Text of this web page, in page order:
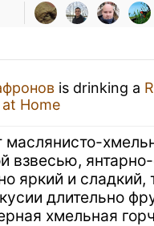
is drinking a
Home
маслянисто-
взвесью,
яркий и
длительно
хмельная